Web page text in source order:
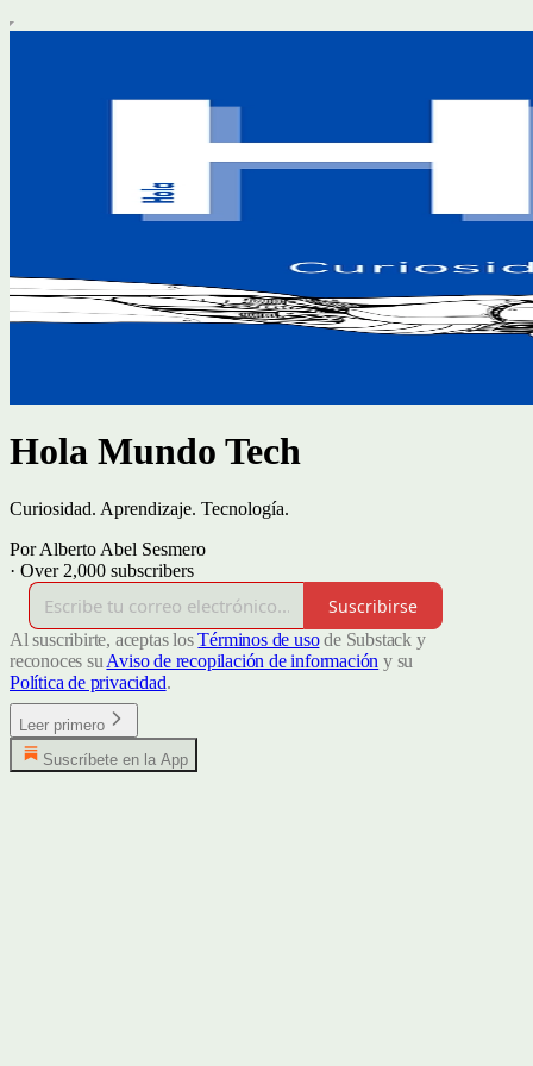
Hola Mundo Tech
Curiosidad. Aprendizaje. Tecnología.
Por Alberto Abel Sesmero
· Over 2,000 subscribers
Suscribirse
Al suscribirte, aceptas losTérminos de usode Substack y
reconoces suAviso de recopilación de información y su
Política de privacidad.
Leer primero
Suscríbete en la App